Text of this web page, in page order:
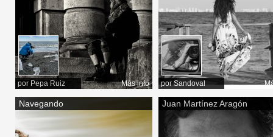
por Pepa Ruiz Más info porSandoval
Navegando Juan Martínez Aragón